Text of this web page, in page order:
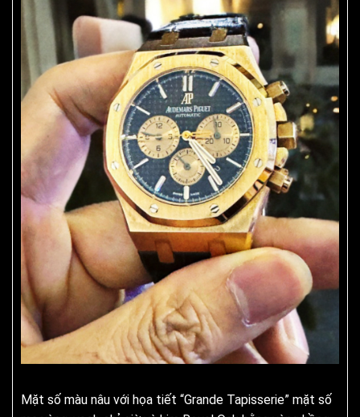
Mặt số màu nâu với họa tiết “Grande Tapisserie” mặt số